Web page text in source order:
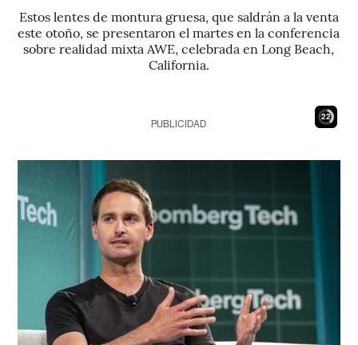
Estos lentes de montura gruesa, que saldrán a la venta
este otoño, se presentaron el martes en la conferencia
sobre realidad mixta AWE, celebrada en Long Beach,
California.
21
PUBLICIDAD